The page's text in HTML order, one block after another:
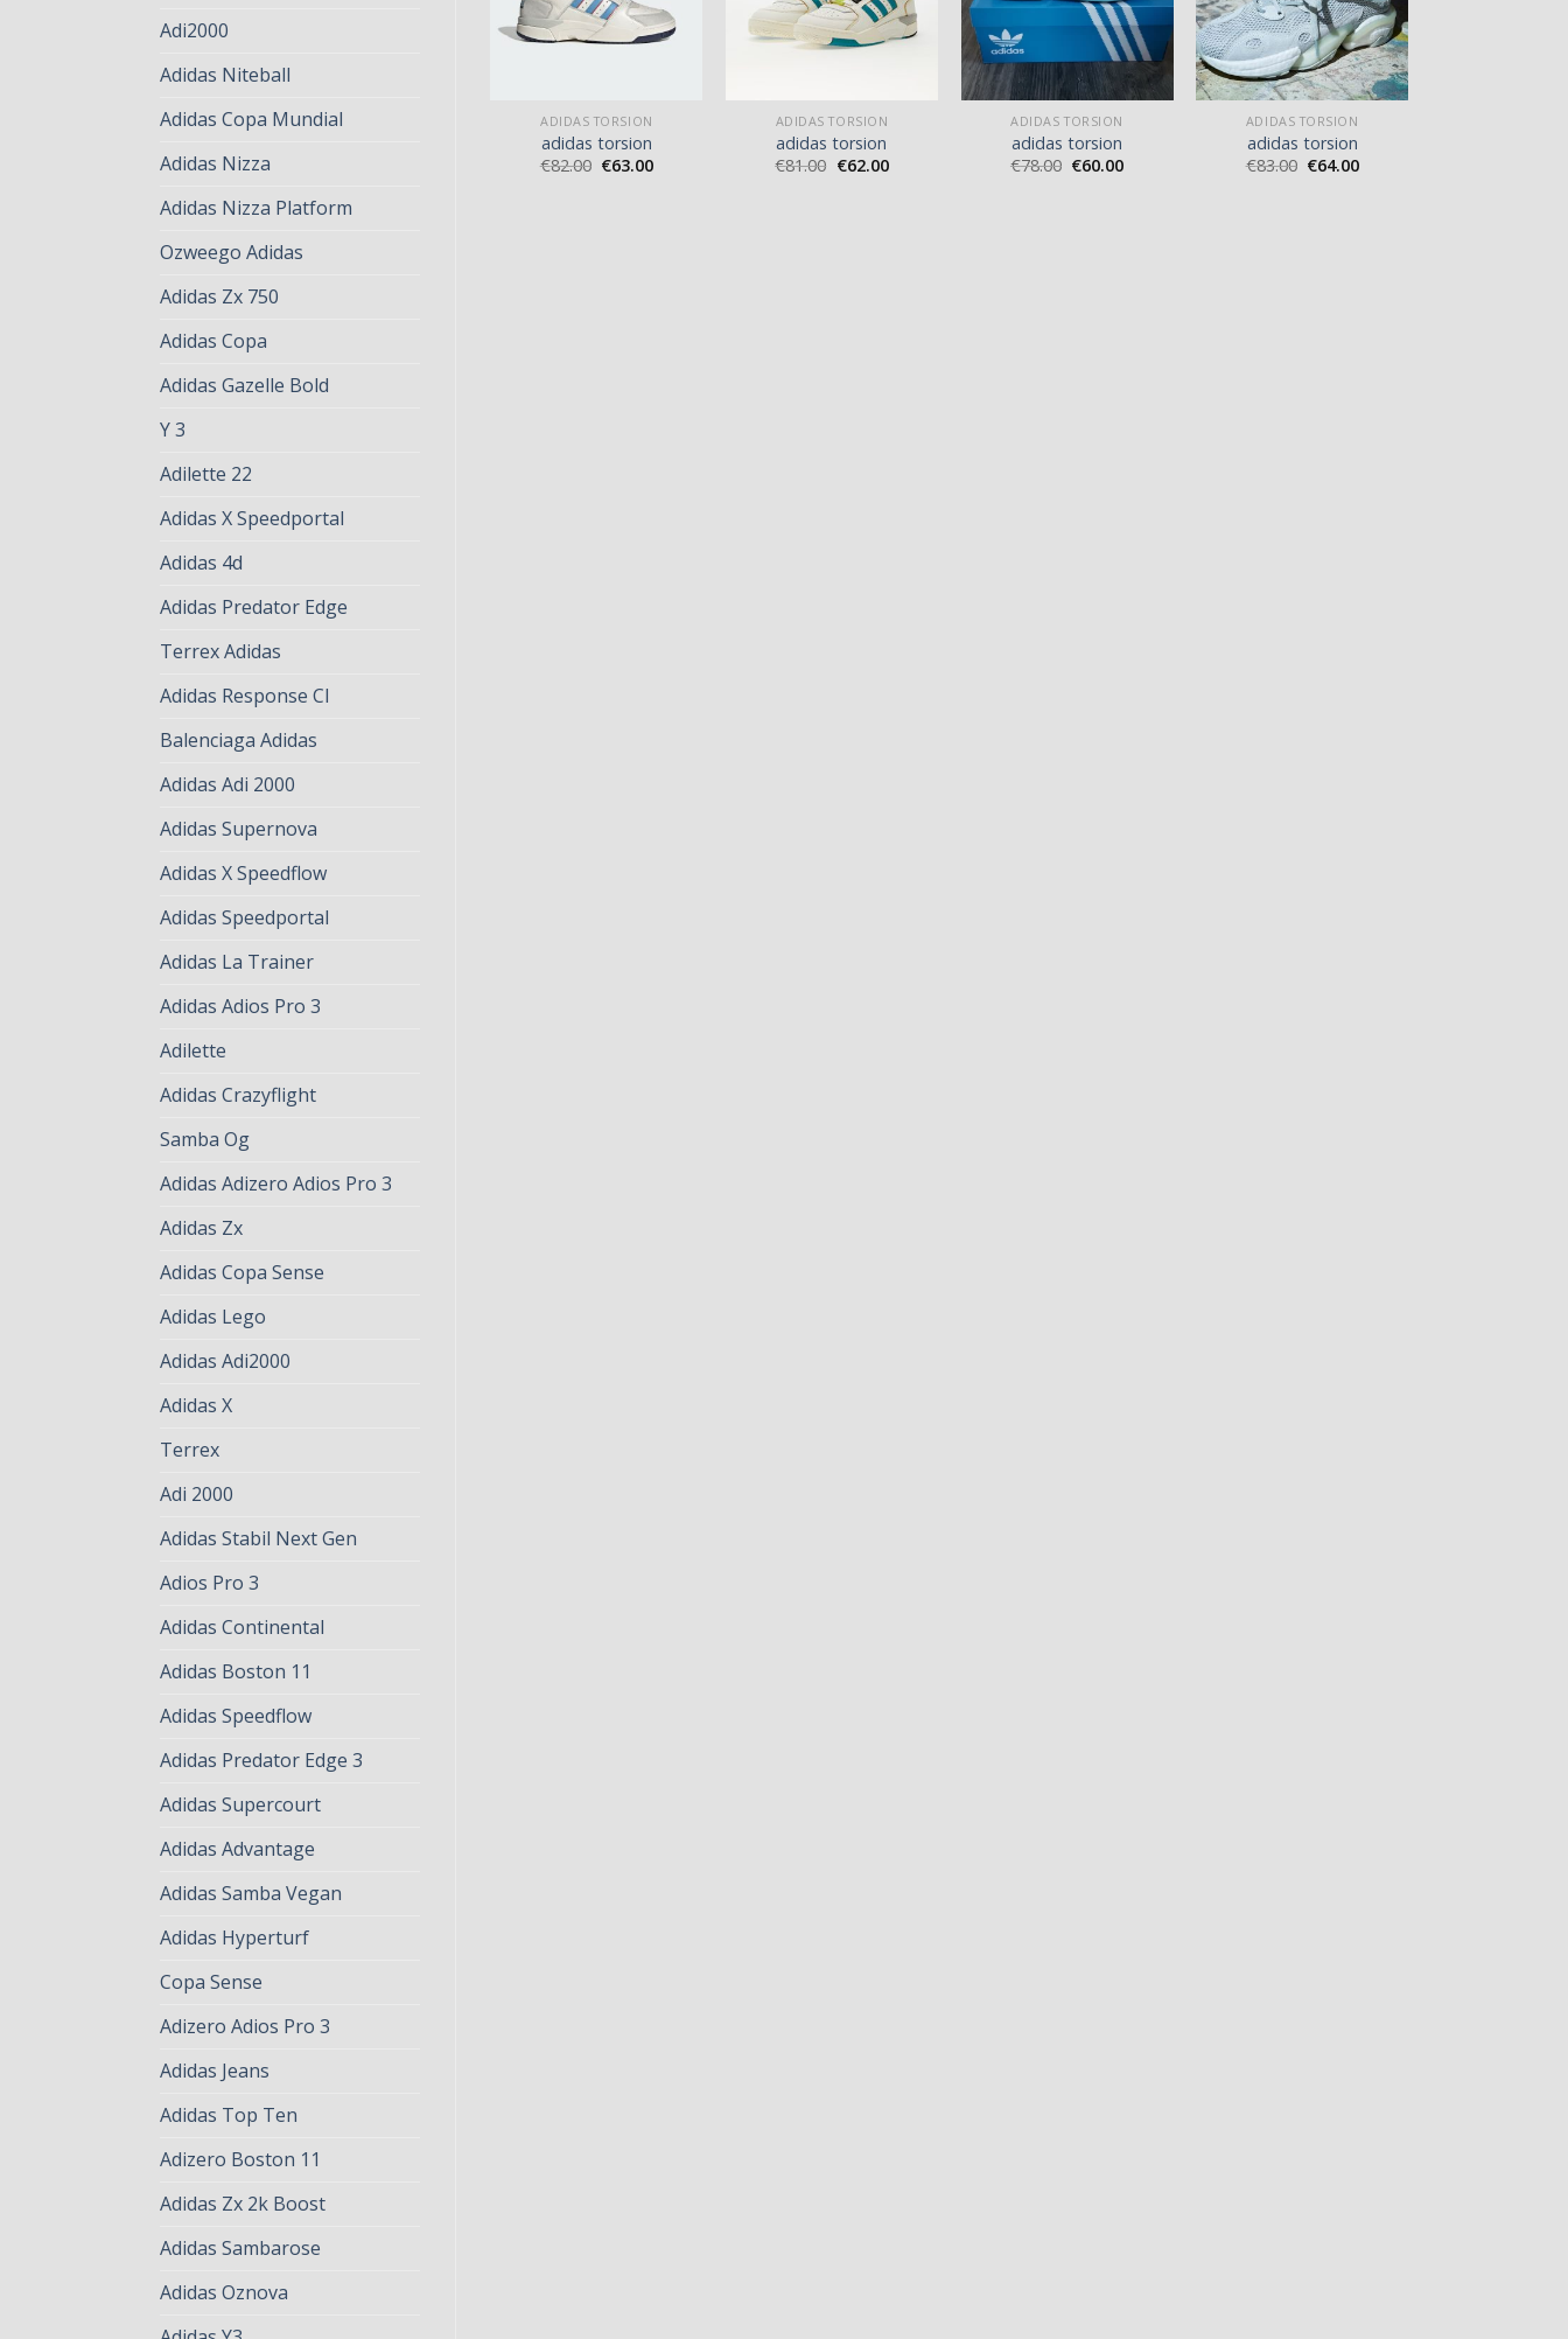
Adi2000
Adidas Niteball
Adidas Copa Mundial
Adidas Nizza
Adidas Nizza Platform
Ozweego Adidas
Adidas Zx 750
Adidas Copa
Adidas Gazelle Bold
Y 3
Adilette 22
Adidas X Speedportal
Adidas 4d
Adidas Predator Edge
Terrex Adidas
Adidas Response Cl
Balenciaga Adidas
Adidas Adi 2000
Adidas Supernova
Adidas X Speedflow
Adidas Speedportal
Adidas La Trainer
Adidas Adios Pro 3
Adilette
Adidas Crazyflight
Samba Og
Adidas Adizero Adios Pro 3
Adidas Zx
Adidas Copa Sense
Adidas Lego
Adidas Adi2000
Adidas X
Terrex
Adi 2000
Adidas Stabil Next Gen
Adios Pro 3
Adidas Continental
Adidas Boston 11
Adidas Speedflow
Adidas Predator Edge 3
Adidas Supercourt
Adidas Advantage
Adidas Samba Vegan
Adidas Hyperturf
Copa Sense
Adizero Adios Pro 3
Adidas Jeans
Adidas Top Ten
Adizero Boston 11
Adidas Zx 2k Boost
Adidas Sambarose
Adidas Oznova
ADIDAS TORSION
adidas torsion
€82.00 €63.00
ADIDAS TORSION
adidas torsion
€81.00 €62.00
ADIDAS TORSION
adidas torsion
€78.00 €60.00
ADIDAS TORSION
adidas torsion
€83.00 €64.00
ADIDAS TORSION
62.00
ADIDAS TORSION